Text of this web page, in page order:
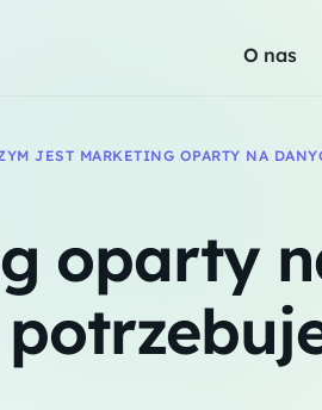
O nas
oparty
JEST MARKETING OPARTY NA